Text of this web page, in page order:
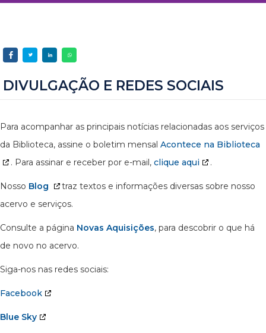
DIVULGAÇÃO E REDES SOCIAIS
Para acompanhar as principais notícias relacionadas aos serviços
da Biblioteca, assine o boletim mensal Acontece na Biblioteca
. Para assinar e receber por e-mail, clique aqui .
Nosso Blog
traz textos e informações diversas sobre nosso
acervo e serviços.
Consulte a página Novas Aquisições, para descobrir o que há
de novo no acervo.
Siga-nos nas redes sociais:
Facebook
Blue Sky